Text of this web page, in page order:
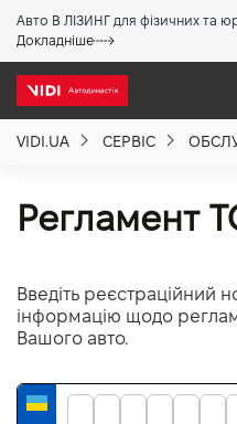
Авто В ЛІЗИНГ для фізичних та
Докладніше
VIDI.UA СЕРВІС
Регламент
Введіть реєстраційний
інформацію щодо
Вашого авто.
Акції %
Новини